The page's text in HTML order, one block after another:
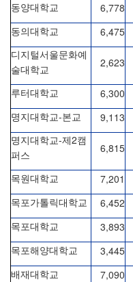
동양대학교 6,778
동의대학교 6,475
디지털서울문화예
술대학교
2,623
루터대학교 6,300
명지대학교-본교 9,113
명지대학교-제 2캠
퍼스
6,815
목원대학교 7,201
목포가톨릭대학교 6,452
목포대학교 3,893
목포해양대학교 3,445
배재대학교 7,090